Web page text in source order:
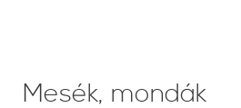
Mesék, mondák